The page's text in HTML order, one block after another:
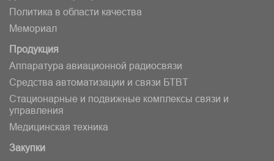
Политика в области качества
Мемориал
Продукция
Аппаратура авиационной радиосвязи
Средства автоматизации и связи БТВT
Стационарные и подвижные комплексы связи и
управления
Медицинская техника
Закупки